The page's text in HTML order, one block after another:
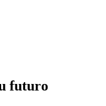
futuro